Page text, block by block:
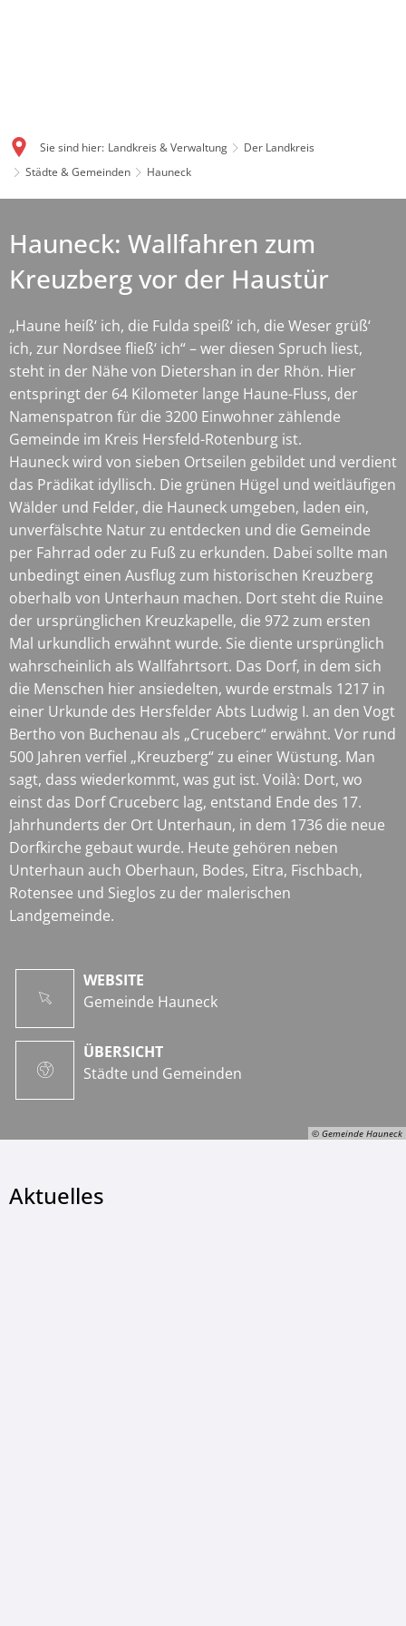
Sie sind hier: Landkreis & Verwaltung
Der Landkreis
Städte & Gemeinden
Hauneck
© Gemeinde Hauneck
Hauneck: Wallfahren zum
Kreuzberg vor der Haustür
„Haune heiß‘ ich, die Fulda speiß‘ ich, die Weser grüß‘
ich, zur Nordsee fließ‘ ich“ – wer diesen Spruch liest,
steht in der Nähe von Dietershan in der Rhön. Hier
entspringt der 64 Kilometer lange Haune-Fluss, der
Namenspatron für die 3200 Einwohner zählende
Gemeinde im Kreis Hersfeld-Rotenburg ist.
Hauneck wird von sieben Ortseilen gebildet und verdient
das Prädikat idyllisch. Die grünen Hügel und weitläufigen
Wälder und Felder, die Hauneck umgeben, laden ein,
unverfälschte Natur zu entdecken und die Gemeinde
per Fahrrad oder zu Fuß zu erkunden. Dabei sollte man
unbedingt einen Ausflug zum historischen Kreuzberg
oberhalb von Unterhaun machen. Dort steht die Ruine
der ursprünglichen Kreuzkapelle, die 972 zum ersten
Mal urkundlich erwähnt wurde. Sie diente ursprünglich
wahrscheinlich als Wallfahrtsort. Das Dorf, in dem sich
die Menschen hier ansiedelten, wurde erstmals 1217 in
einer Urkunde des Hersfelder Abts Ludwig I. an den Vogt
Bertho von Buchenau als „Cruceberc“ erwähnt. Vor rund
500 Jahren verfiel „Kreuzberg“ zu einer Wüstung. Man
sagt, dass wiederkommt, was gut ist. Voilà: Dort, wo
einst das Dorf Cruceberc lag, entstand Ende des 17.
Jahrhunderts der Ort Unterhaun, in dem 1736 die neue
Dorfkirche gebaut wurde. Heute gehören neben
Unterhaun auch Oberhaun, Bodes, Eitra, Fischbach,
Rotensee und Sieglos zu der malerischen
Landgemeinde.
WEBSITE
Gemeinde Hauneck
ÜBERSICHT
Städte und Gemeinden
Aktuelles